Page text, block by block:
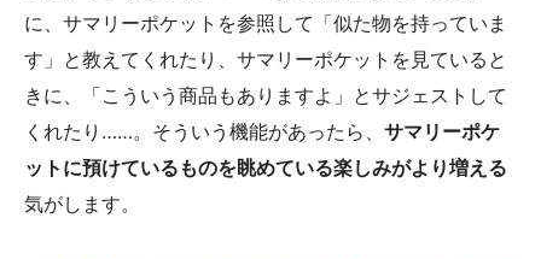
に、サマリーポケットを参照して「似た物を持っていま
す」と教えてくれたり、サマリーポケットを見ていると
きに、「こういう商品もありますよ」とサジェストして
くれたり……。そういう機能があったら、 サマリーポケ
ットに預けているものを眺めている楽しみがより増える
気がします。